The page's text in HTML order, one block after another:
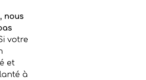
nous
votre
et
à